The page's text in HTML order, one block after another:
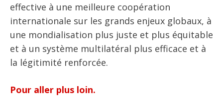
effective à une meilleure coopération
internationale sur les grands enjeux globaux, à
une mondialisation plus juste et plus équitable
et à un système multilatéral plus efficace et à
la légitimité renforcée.
Pour aller plus loin.